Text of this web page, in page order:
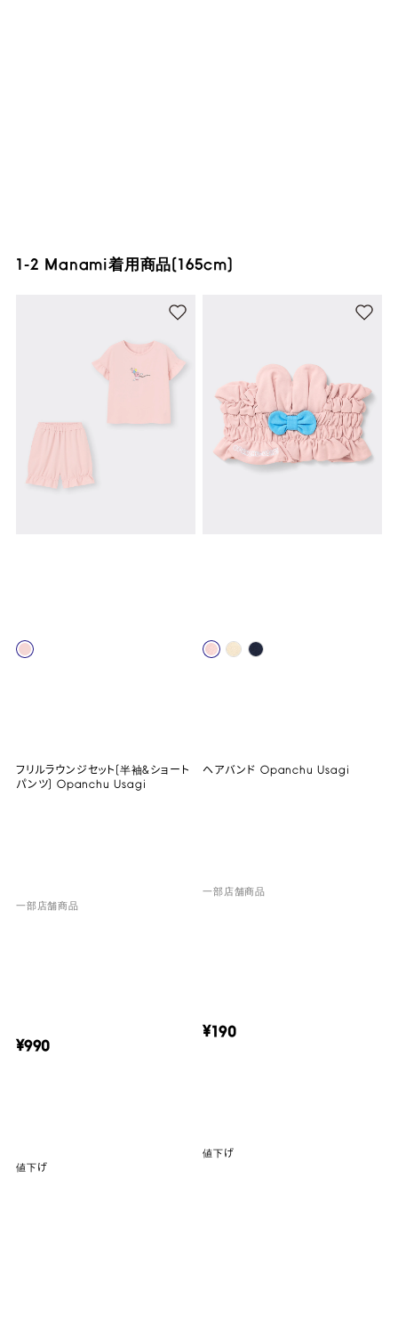
1-2 Manami着用商品(165cm)
フリルラウンジセット(半袖&ショート
パンツ) Opanchu Usagi
一部店舗商品
¥990
値下げ
ヘアバンド Opanchu Usagi
一部店舗商品
¥190
値下げ